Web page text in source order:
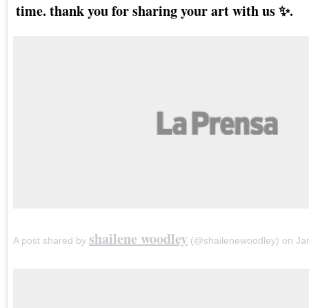
time. thank you for sharing your art with us ✨.
A post shared by shailene woodley (@shailenewoodley) on